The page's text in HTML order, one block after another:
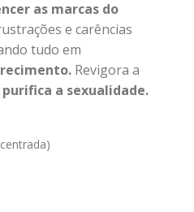
as marcas do
e carências
tudo em
Revigora a
purifica a sexualidade.